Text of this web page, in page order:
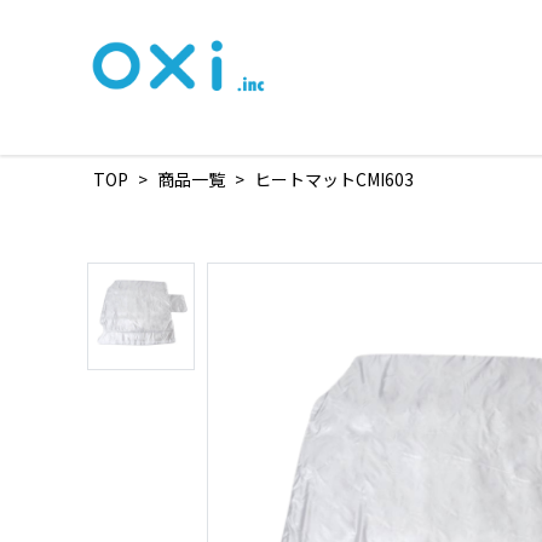
TOP > 商品一覧 > ヒートマットCMI603